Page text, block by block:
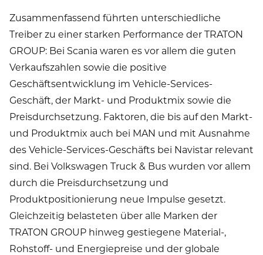
Zusammenfassend führten unterschiedliche
Treiber zu einer starken Performance der TRATON
GROUP: Bei Scania waren es vor allem die guten
Verkaufszahlen sowie die positive
Geschäftsentwicklung im Vehicle-Services-
Geschäft, der Markt- und Produktmix sowie die
Preisdurchsetzung. Faktoren, die bis auf den Markt-
und Produktmix auch bei MAN und mit Ausnahme
des Vehicle-Services-Geschäfts bei Navistar relevant
sind. Bei Volkswagen Truck & Bus wurden vor allem
durch die Preisdurchsetzung und
Produktpositionierung neue Impulse gesetzt.
Gleichzeitig belasteten über alle Marken der
TRATON GROUP hinweg gestiegene Material-,
Rohstoff- und Energiepreise und der globale